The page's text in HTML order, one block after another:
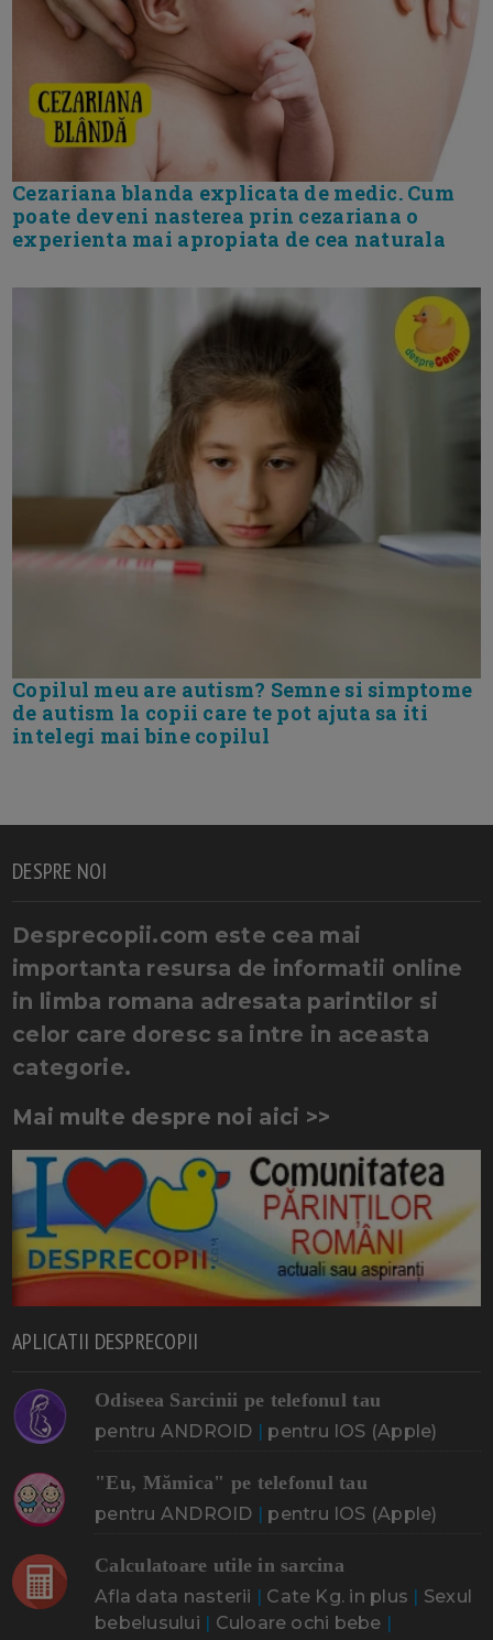
Cezariana blanda explicata de medic. Cum
poate deveni nasterea prin cezariana o
experienta mai apropiata de cea naturala
Copilul meu are autism? Semne si simptome
de autism la copii care te pot ajuta sa iti
intelegi mai bine copilul
DESPRE NOI
Desprecopii.com este cea mai
importanta resursa de informatii online
in limba romana adresata parintilor si
celor care doresc sa intre in aceasta
categorie.
Mai multe despre noi aici >>
APLICATII DESPRECOPII
Odiseea Sarcinii pe telefonul tau
pentru ANDROID | pentru IOS (Apple)
"Eu, Mămica" pe telefonul tau
pentru ANDROID | pentru IOS (Apple)
Calculatoare utile in sarcina
Afla data nasterii | Cate Kg. in plus | Sexul
bebelusului | Culoare ochi bebe |